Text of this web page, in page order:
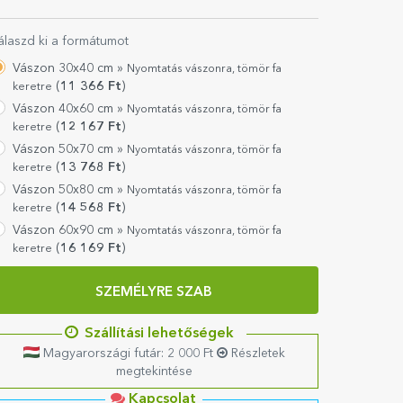
ki a formátumot
Vászon 30x40 cm » Nyomtatás vászonra, tömör fa
keretre ( 11 366 Ft )
Vászon 40x60 cm » Nyomtatás vászonra, tömör fa
keretre ( 12 167 Ft )
Vászon 50x70 cm » Nyomtatás vászonra, tömör fa
keretre ( 13 768 Ft )
Vászon 50x80 cm » Nyomtatás vászonra, tömör fa
keretre ( 14 568 Ft )
Vászon 60x90 cm » Nyomtatás vászonra, tömör fa
keretre ( 16 169 Ft )
SZEMÉLYRE SZAB
Szállítási lehetőségek
Magyarországi futár: 2 000 Ft
Részletek
megtekintése
Kapcsolat